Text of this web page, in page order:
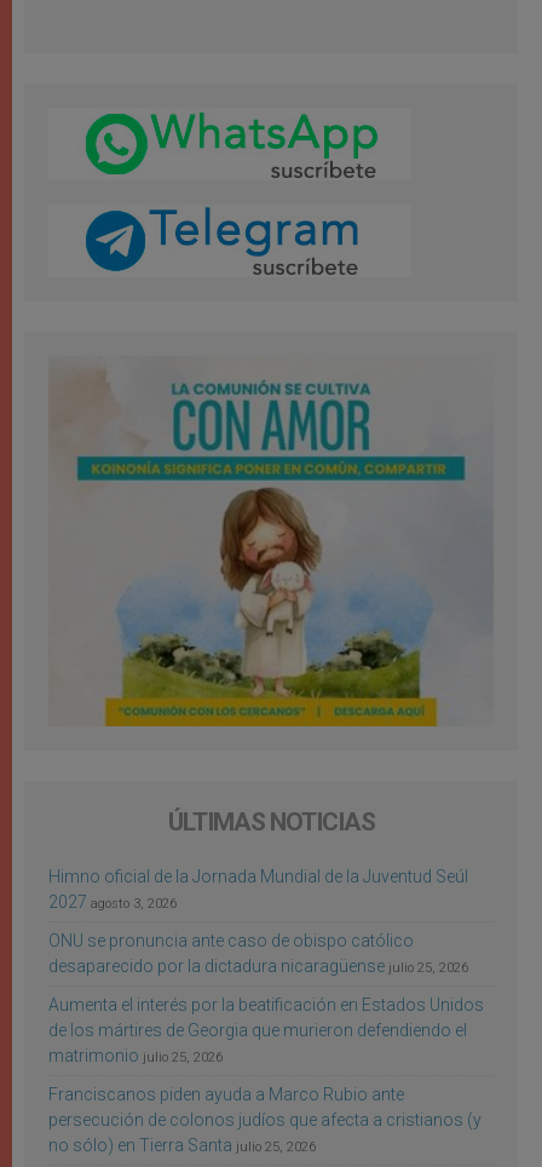
ÚLTIMAS NOTICIAS
Himno oficial de la Jornada Mundial de la Juventud Seúl
2027 agosto 3, 2026
ONU se pronuncia ante caso de obispo católico
desaparecido por la dictadura nicaragüense julio 25, 2026
Aumenta el interés por la beatificación en Estados Unidos
de los mártires de Georgia que murieron defendiendo el
matrimonio julio 25, 2026
Franciscanos piden ayuda a Marco Rubio ante
persecución de colonos judíos que afecta a cristianos (y
no sólo) en Tierra Santa julio 25, 2026